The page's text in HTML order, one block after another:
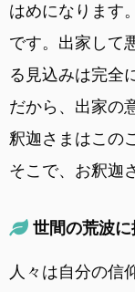
はめになります
です。出家して
る見込みは完全
だから、出家の
釈迦さまはこの
そこで、お釈迦
世間の荒波
人々は自分の信